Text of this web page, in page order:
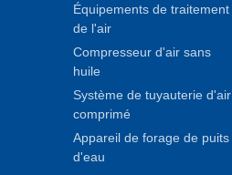
Équipements de traitement
de l'air
Compresseur d'air sans
huile
Système de tuyauterie d'air
comprimé
Appareil de forage de puits
d'eau